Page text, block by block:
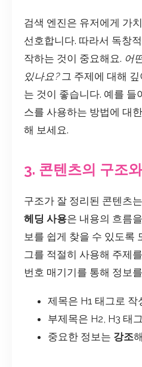
검색 엔진은 유저에게 가
선호합니다. 따라서 독창
작하는 것이 중요해요. 어
있나요?그 주제에 대해
는 것이 좋습니다. 예를 들
스를 사용하는 방법에 대
해 보세요.
3. 콘텐츠의 구조
구조가 잘 정리된 콘텐츠
헤딩 사용은 내용의 흐름
보를 쉽게 찾을 수 있도록
그를 적절히 사용해 주제
번호 매기기를 통해 정보
제목은 H1 태그로 작
부제목은 H2, H3 태
중요한 정보는 강조